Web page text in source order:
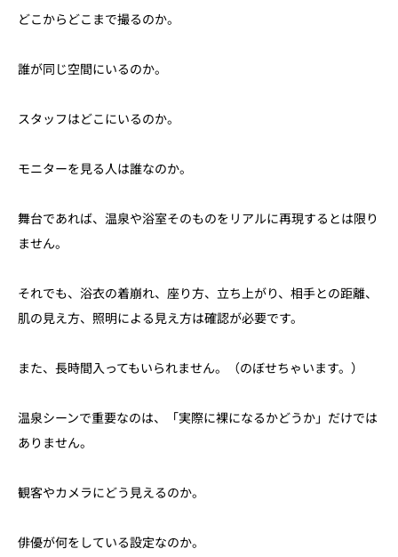
どこからどこまで撮るのか。
誰が同じ空間にいるのか。
スタッフはどこにいるのか。
モニターを見る人は誰なのか。
舞台であれば、温泉や浴室そのものをリアルに再現するとは限り
ません。
それでも、浴衣の着崩れ、座り方、立ち上がり、相手との距離、
肌の見え方、照明による見え方は確認が必要です。
また、長時間入ってもいられません。（のぼせちゃいます。）
温泉シーンで重要なのは、「実際に裸になるかどうか」だけでは
ありません。
観客やカメラにどう見えるのか。
俳優が何をしている設定なのか。